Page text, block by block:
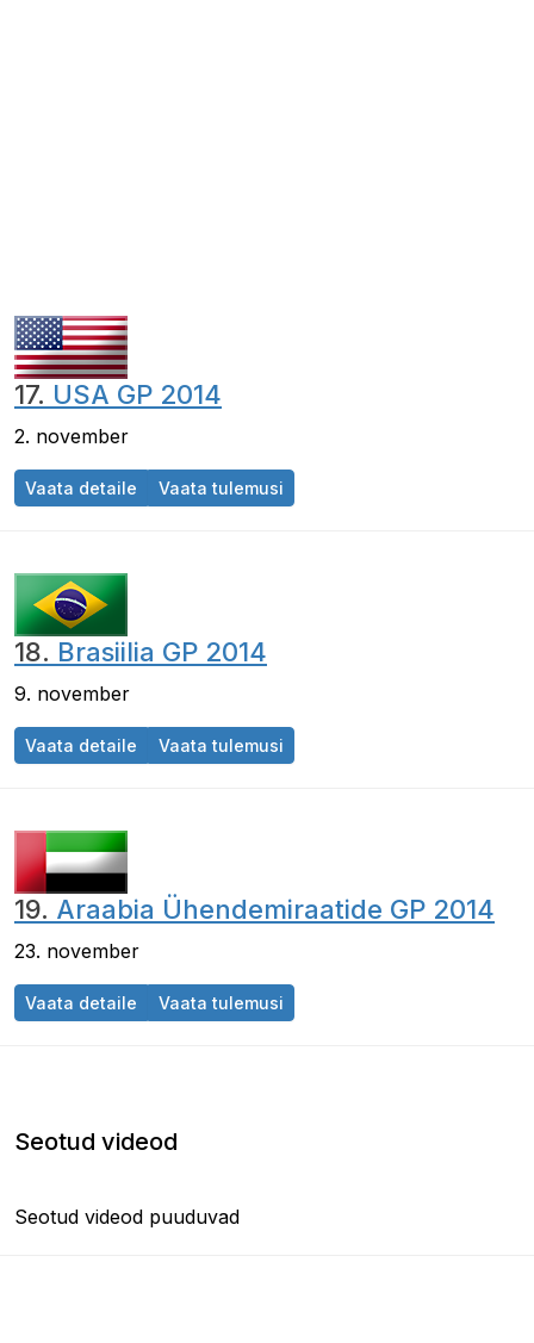
17. USA GP 2014
2. november
Vaata detaile USA GP 2014
Vaata tulemusi
18. Brasiilia GP 2014
9. november
Vaata detaile Brasiilia GP 2014
Vaata tulemusi
19. Araabia Ühendemiraatide GP 2014
23. november
Vaata detaile Araabia Ühendemiraatide GP 2014
Vaata tulemusi
Seotud videod
Seotud videod puuduvad